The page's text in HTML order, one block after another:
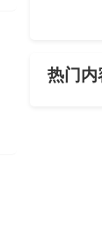
热门内